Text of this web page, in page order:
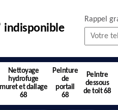
indisponible
Rappel
Nettoyage
hydrofuge
muret et dallage
68
Peinture
de
portail
68
Peintre
dessous
de toit 68